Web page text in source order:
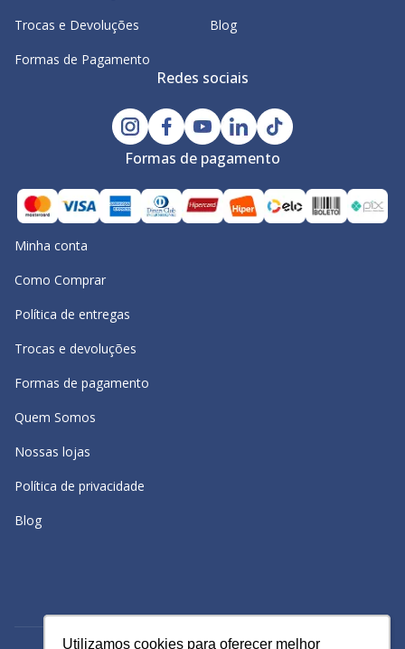
Utilizamos cookies para oferecer melhor
Utilizamos cookies para oferecer melhor
Trocas e Devoluções
Formas de Pagamento
Blog
Redes sociais
Formas de pagamento
Minha conta
Como Comprar
Política de entregas
Trocas e devoluções
Formas de pagamento
Quem Somos
Nossas lojas
Política de privacidade
Blog